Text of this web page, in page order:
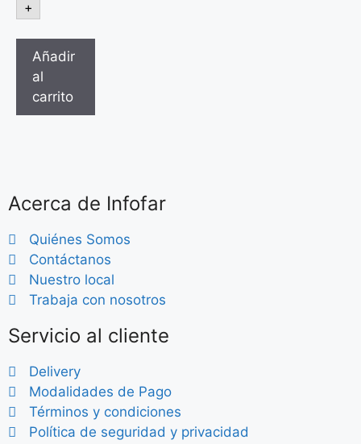
+
Añadir
al
carrito
Acerca de Infofar
Quiénes Somos
Contáctanos
Nuestro local
Trabaja con nosotros
Servicio al cliente
Delivery
Modalidades de Pago
Términos y condiciones
Política de seguridad y privacidad